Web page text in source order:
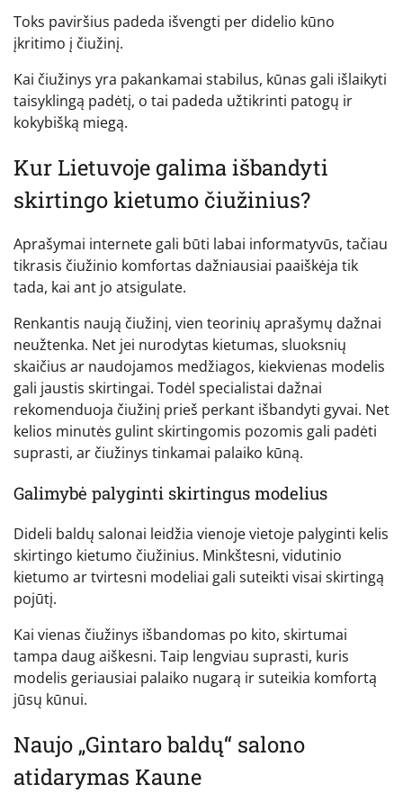
Toks paviršius padeda išvengti per didelio kūno
įkritimo į čiužinį.
Kai čiužinys yra pakankamai stabilus, kūnas gali išlaikyti
taisyklingą padėtį, o tai padeda užtikrinti patogų ir
kokybišką miegą.
Kur Lietuvoje galima išbandyti
skirtingo kietumo čiužinius?
Aprašymai internete gali būti labai informatyvūs, tačiau
tikrasis čiužinio komfortas dažniausiai paaiškėja tik
tada, kai ant jo atsigulate.
Renkantis naują čiužinį, vien teorinių aprašymų dažnai
neužtenka. Net jei nurodytas kietumas, sluoksnių
skaičius ar naudojamos medžiagos, kiekvienas modelis
gali jaustis skirtingai. Todėl specialistai dažnai
rekomenduoja čiužinį prieš perkant išbandyti gyvai. Net
kelios minutės gulint skirtingomis pozomis gali padėti
suprasti, ar čiužinys tinkamai palaiko kūną.
Galimybė palyginti skirtingus modelius
Dideli baldų salonai leidžia vienoje vietoje palyginti kelis
skirtingo kietumo čiužinius. Minkštesni, vidutinio
kietumo ar tvirtesni modeliai gali suteikti visai skirtingą
pojūtį.
Kai vienas čiužinys išbandomas po kito, skirtumai
tampa daug aiškesni. Taip lengviau suprasti, kuris
modelis geriausiai palaiko nugarą ir suteikia komfortą
jūsų kūnui.
Naujo „Gintaro baldų“ salono
atidarymas Kaune